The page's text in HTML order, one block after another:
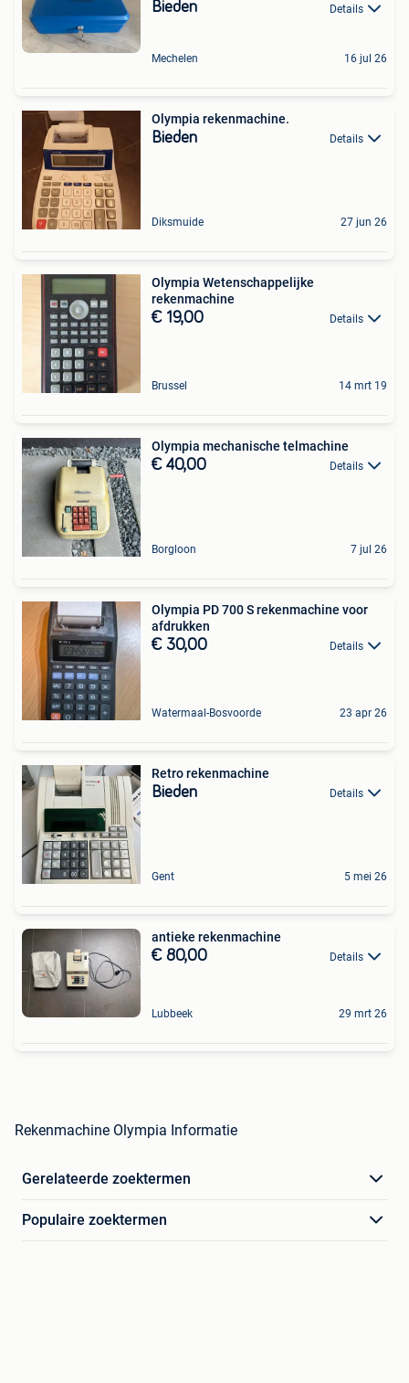
Bieden Details
Mechelen 16 jul 26
Olympia rekenmachine.
Bieden Details
Diksmuide 27 jun 26
Olympia Wetenschappelijke
rekenmachine
€ 19,00 Details
Brussel 14 mrt 19
Olympia mechanische telmachine
€ 40,00 Details
Borgloon 7 jul 26
Olympia PD 700 S rekenmachine voor
afdrukken
€ 30,00 Details
Watermaal-Bosvoorde 23 apr 26
Retro rekenmachine
Bieden Details
Gent 5 mei 26
antieke rekenmachine
€ 80,00 Details
Lubbeek 29 mrt 26
Rekenmachine Olympia Informatie
Gerelateerde zoektermen
Populaire zoektermen